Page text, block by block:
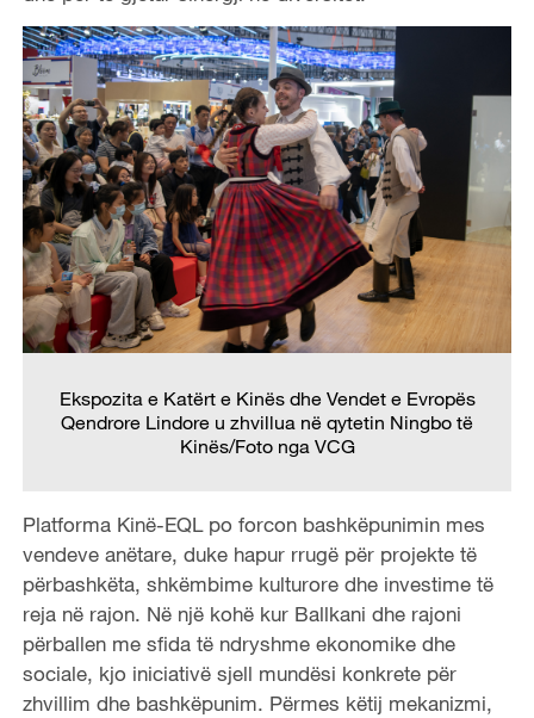
Ekspozita e Katërt e Kinës dhe Vendet e Evropës
Qendrore Lindore u zhvillua në qytetin Ningbo të
Kinës/Foto nga VCG
Platforma Kinë-EQL po forcon bashkëpunimin mes
vendeve anëtare, duke hapur rrugë për projekte të
përbashkëta, shkëmbime kulturore dhe investime të
reja në rajon. Në një kohë kur Ballkani dhe rajoni
përballen me sfida të ndryshme ekonomike dhe
sociale, kjo iniciativë sjell mundësi konkrete për
zhvillim dhe bashkëpunim. Përmes këtij mekanizmi,